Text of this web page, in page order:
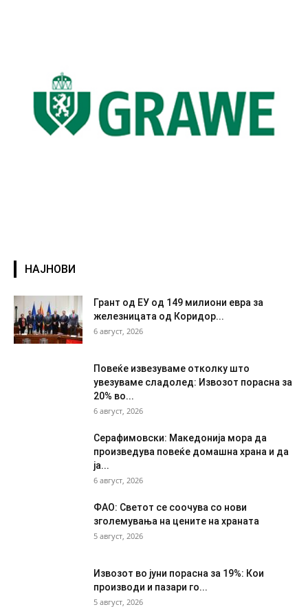
НАЈНОВИ
Грант од ЕУ од 149 милиони евра за
железницата од Коридор...
6 август, 2026
Повеќе извезуваме отколку што
увезуваме сладолед: Извозот порасна за
20% во...
6 август, 2026
Серафимовски: Македонија мора да
произведува повеќе домашна храна и да
ја...
6 август, 2026
ФАО: Светот се соочува со нови
зголемувања на цените на храната
5 август, 2026
Извозот во јуни порасна за 19%: Кои
производи и пазари го...
5 август, 2026